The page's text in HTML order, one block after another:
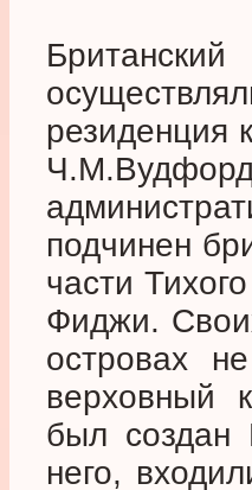
резиденция
подчинен
части
Фиджи.
островах
верховный
был создан
него,